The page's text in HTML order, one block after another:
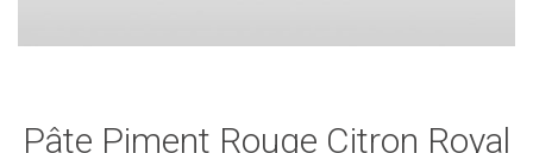
Pâte Piment Rouge Citron Royal